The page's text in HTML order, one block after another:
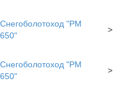
Снегоболотоход "РМ
650"
>
Снегоболотоход "РМ
650"
>